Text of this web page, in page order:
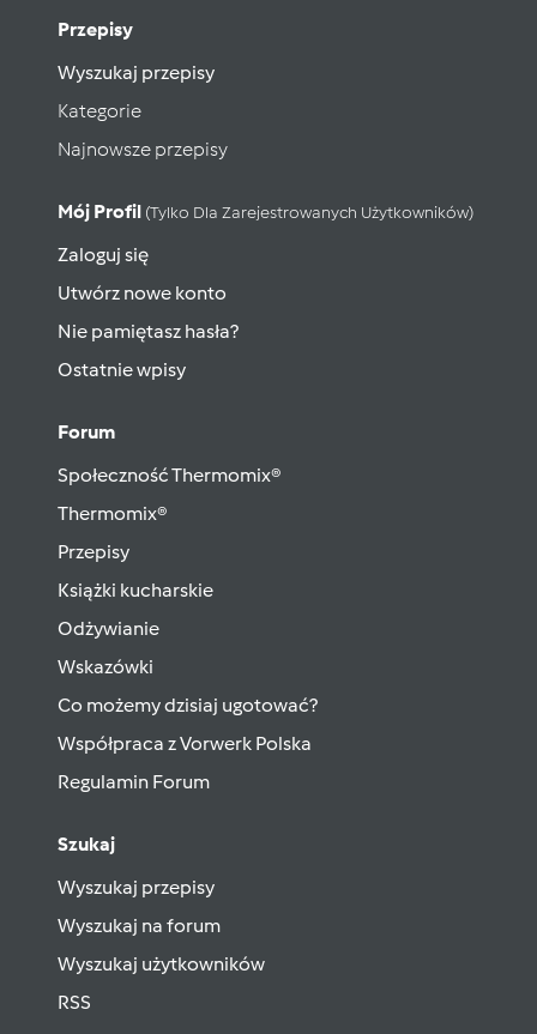
Przepisy
Wyszukaj przepisy
Kategorie
Najnowsze przepisy
Mój Profil (tylko Dla Zarejestrowanych Użytkowników)
Zaloguj się
Utwórz nowe konto
Nie pamiętasz hasła?
Ostatnie wpisy
Forum
Społeczność Thermomix®
Thermomix®
Przepisy
Książki kucharskie
Odżywianie
Wskazówki
Co możemy dzisiaj ugotować?
Współpraca z Vorwerk Polska
Regulamin Forum
Szukaj
Wyszukaj przepisy
Wyszukaj na forum
Wyszukaj użytkowników
RSS